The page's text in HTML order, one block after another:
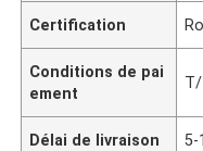
Certification
Conditions de pai
ement
Délai de livraison 5-